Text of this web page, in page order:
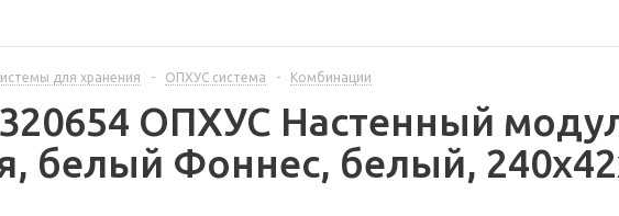
для хранения - ОПХУС система - Комбинации
ОПХУС Настенный
белый Фоннес, белый,